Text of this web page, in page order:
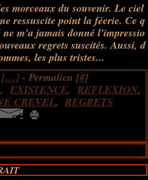
morceaux du souvenir. Le ciel
ressuscite point la féerie. Ce q
ne m'a jamais donné l'impressio
regrets suscités. Aussi, d
les plus tristes...
[…]- Permalien [#]
, EXISTENCE, REFLEXION,
CREVEL, REGRETS